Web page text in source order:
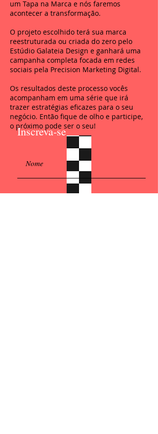
um Tapa na Marca e nós faremos
acontecer a transformação.
O projeto escolhido terá sua marca
reestruturada ou criada do zero pelo
Estúdio Galateia Design e ganhará uma
campanha completa focada em redes
sociais pela Precision Marketing Digital.
Os resultados deste processo vocês
acompanham em uma série que irá
trazer estratégias eficazes para o seu
negócio. Então fique de olho e participe,
o próximo pode ser o seu!
Inscreva-se